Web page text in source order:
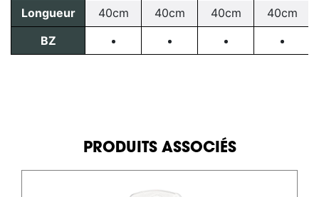
Longueur 40cm 40cm 40cm
40cm
BZ
PRODUITS ASSOCIÉS